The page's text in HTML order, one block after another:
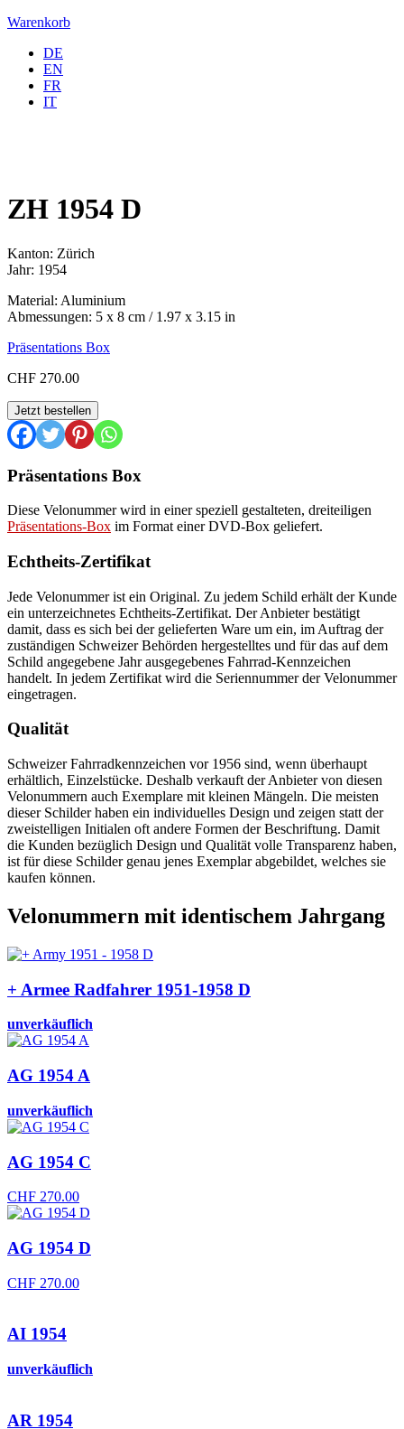
Warenkorb
DE
EN
FR
IT
ZH 1954 D
Kanton: Zürich
Jahr: 1954
Material: Aluminium
Abmessungen: 5 x 8 cm / 1.97 x 3.15 in
Präsentations Box
CHF 270.00
ZH
1954
D
Jetzt bestellen
Präsentations Box
Diese Velonummer wird in einer speziell gestalteten, dreiteiligen
Präsentations-Box im Format einer DVD-Box geliefert.
Echtheits-Zertifikat
Jede Velonummer ist ein Original. Zu jedem Schild erhält der Kunde
ein unterzeichnetes Echtheits-Zertifikat. Der Anbieter bestätigt
damit, dass es sich bei der gelieferten Ware um ein, im Auftrag der
zuständigen Schweizer Behörden hergestelltes und für das auf dem
Schild angegebene Jahr ausgegebenes Fahrrad-Kennzeichen
handelt. In jedem Zertifikat wird die Seriennummer der Velonummer
eingetragen.
Qualität
Schweizer Fahrradkennzeichen vor 1956 sind, wenn überhaupt
erhältlich, Einzelstücke. Deshalb verkauft der Anbieter von diesen
Velonummern auch Exemplare mit kleinen Mängeln. Die meisten
dieser Schilder haben ein individuelles Design und zeigen statt der
zweistelligen Initialen oft andere Formen der Beschriftung. Damit
die Kunden bezüglich Design und Qualität volle Transparenz haben,
ist für diese Schilder genau jenes Exemplar abgebildet, welches sie
kaufen können.
Velonummern mit identischem Jahrgang
+ Armee Radfahrer 1951-1958 D
unverkäuflich
AG 1954 A
unverkäuflich
AG 1954 C
CHF 270.00
AG 1954 D
CHF 270.00
AI 1954
unverkäuflich
AR 1954